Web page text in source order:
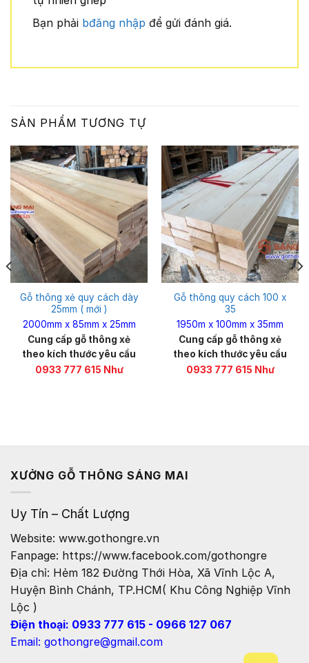
Bạn phải bđăng nhập để gửi đánh giá.
SẢN PHẨM TƯƠNG TỰ
Gỗ thông xẻ quy cách dày
25mm ( mới )
2000mm x 85mm x 25mm
Cung cấp gỗ thông xẻ
theo kích thước yêu cầu
0933 777 615 Như
Gỗ thông quy cách 100 x
35
1950m x 100mm x 35mm
Cung cấp gỗ thông xẻ
theo kích thước yêu cầu
0933 777 615 Như
XƯỞNG GỖ THÔNG SÁNG MAI
Uy Tín – Chất Lượng
Website: www.gothongre.vn
Fanpage: https://www.facebook.com/gothongre
Địa chỉ: Hẻm 182 Đường Thới Hòa, Xã Vĩnh Lộc A,
Huyện Bình Chánh, TP.HCM( Khu Công Nghiệp Vĩnh
Lộc )
Điện thoại: 0933 777 615 - 0966 127 067
Email: gothongre@gmail.com